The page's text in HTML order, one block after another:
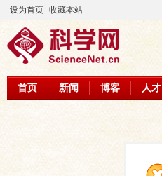
设为首页 收藏本站
首页 新闻 博客 人才